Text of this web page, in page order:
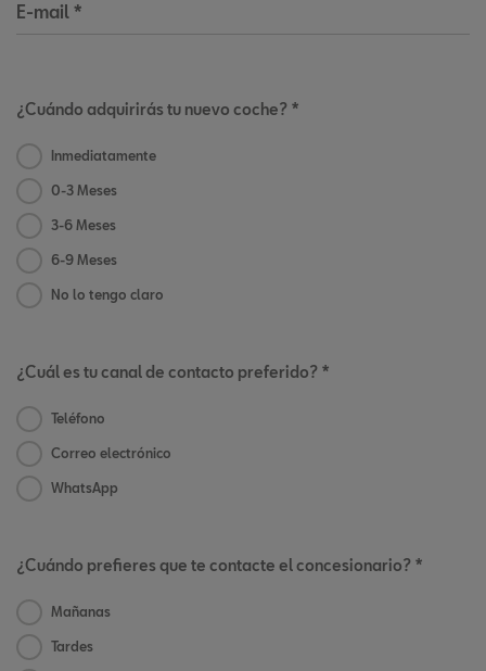
E-mail *
¿Cuándo adquirirás tu nuevo coche? *
Inmediatamente
0-3 Meses
3-6 Meses
6-9 Meses
No lo tengo claro
¿Cuál es tu canal de contacto preferido? *
Teléfono
Correo electrónico
WhatsApp
¿Cuándo prefieres que te contacte el concesionario? *
Mañanas
Tardes